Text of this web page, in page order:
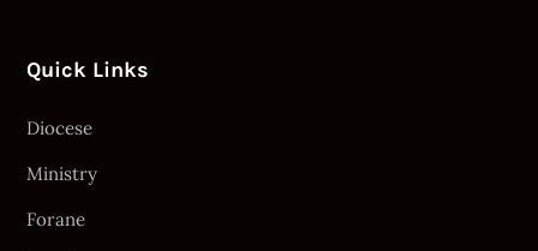
Quick Links
Diocese
Ministry
Forane